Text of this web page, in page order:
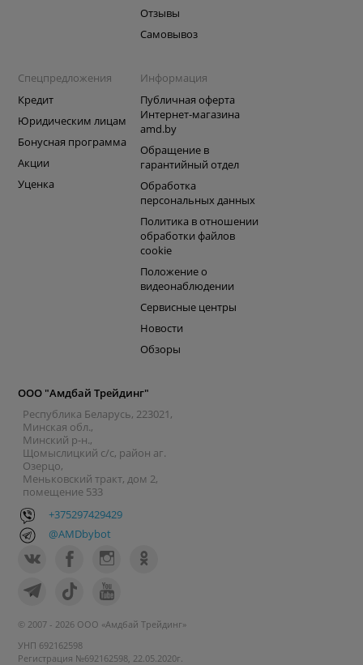
Отзывы
Самовывоз
Спецпредложения
Кредит
Юридическим лицам
Бонусная программа
Акции
Уценка
Информация
Публичная оферта
Интернет-магазина
amd.by
Обращение в
гарантийный отдел
Обработка
персональных данных
Политика в отношении
обработки файлов
cookie
Положение о
видеонаблюдении
Сервисные центры
Новости
Обзоры
ООО "Амдбай Трейдинг"
Республика Беларусь, 223021,
Минская обл.,
Минский р-н.,
Щомыслицкий с/с, район аг.
Озерцо,
Меньковский тракт, дом 2,
помещение 533
+375297429429
@AMDbybot
© 2007 - 2026 ООО «Амдбай Трейдинг»
УНП 692162598
Регистрация №692162598, 22.05.2020г.